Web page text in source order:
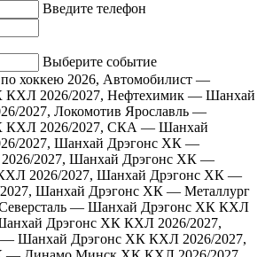
Введите телефон
Выберите событие
хоккею 2026, Автомобилист —
КХЛ 2026/2027, Нефтехимик — Шанхай
2027, Локомотив Ярославль —
КХЛ 2026/2027, СКА — Шанхай
2027, Шанхай Дрэгонс ХК —
2027, Шанхай Дрэгонс ХК —
2026/2027, Шанхай Дрэгонс ХК —
Шанхай Дрэгонс ХК — Металлург
— Шанхай Дрэгонс ХК КХЛ
Дрэгонс ХК КХЛ 2026/2027,
Шанхай Дрэгонс ХК КХЛ 2026/2027,